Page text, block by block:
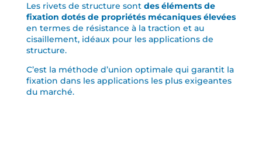
Les rivets de structure sont des éléments de
fixation dotés de propriétés mécaniques élevées
en termes de résistance à la traction et au
cisaillement, idéaux pour les applications de
structure.
C’est la méthode d’union optimale qui garantit la
fixation dans les applications les plus exigeantes
du marché.